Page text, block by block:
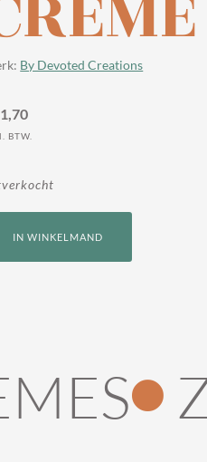
By Devoted Creations
BTW.
IN WINKELMAND